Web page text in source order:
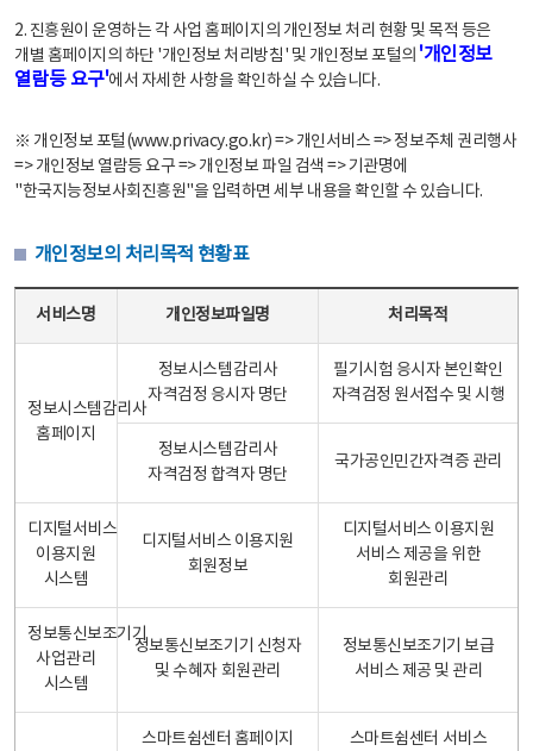
2. 진흥원이 운영하는 각 사업 홈페이지의 개인정보 처리 현황 및 목적 등은
개별 홈페이지의 하단 '개인정보 처리방침' 및 개인정보 포털의 '개인정보
열람등 요구'에서 자세한 사항을 확인하실 수 있습니다.
※ 개인정보 포털(www.privacy.go.kr) => 개인서비스 => 정보주체 권리행사
=> 개인정보 열람등 요구 => 개인정보 파일 검색 => 기관명에
"한국지능정보사회진흥원"을 입력하면 세부 내용을 확인할 수 있습니다.
개인정보의 처리목적 현황표
서비스명 개인정보파일명 처리목적
정보시스템감리사
홈페이지
정보시스템감리사
자격검정 응시자 명단
필기시험 응시자 본인확인
자격검정 원서접수 및 시행
정보시스템감리사
자격검정 합격자 명단
국가공인민간자격증 관리
디지털서비스
이용지원
시스템
디지털서비스 이용지원
회원정보
디지털서비스 이용지원
서비스 제공을 위한
회원관리
정보통신보조기기
사업관리
시스템
정보통신보조기기 신청자
및 수혜자 회원관리
정보통신보조기기 보급
서비스 제공 및 관리
스마트쉼센터 홈페이지
스마트쉼센터 서비스